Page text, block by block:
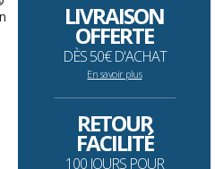
LIVRAISON
OFFERTE
DÈS 50€ D'ACHAT
En savoir plus
--------------------------------------------------------------------
RETOUR
FACILITÉ
100 JOURS POUR